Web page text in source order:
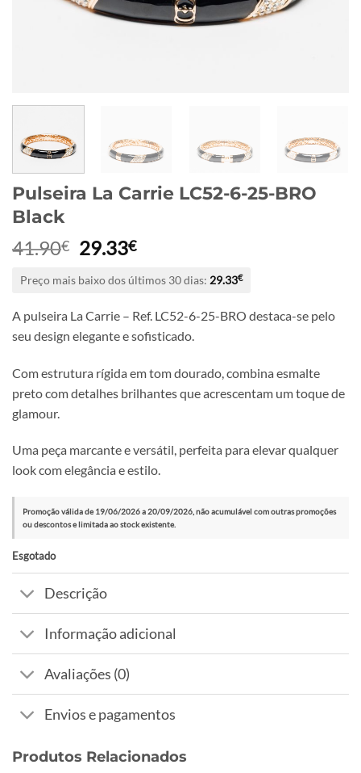
Pulseira La Carrie LC52-6-25-BRO
Black
41.90€ O
original
41.90€.
29.33€O
atual
29.33€.
Preço mais baixo dos últimos 30 dias: 29.33€
A pulseira La Carrie – Ref. LC52-6-25-BRO destaca-se pelo
seu design elegante e sofisticado.
Com estrutura rígida em tom dourado, combina esmalte
preto com detalhes brilhantes que acrescentam um toque de
glamour.
Uma peça marcante e versátil, perfeita para elevar qualquer
look com elegância e estilo.
Promoção válida de 19/06/2026 a 20/09/2026, não acumulável com outras promoções
ou descontos e limitada ao stock existente.
Esgotado
Descrição
Informação adicional
Avaliações (0)
Envios e pagamentos
Produtos Relacionados